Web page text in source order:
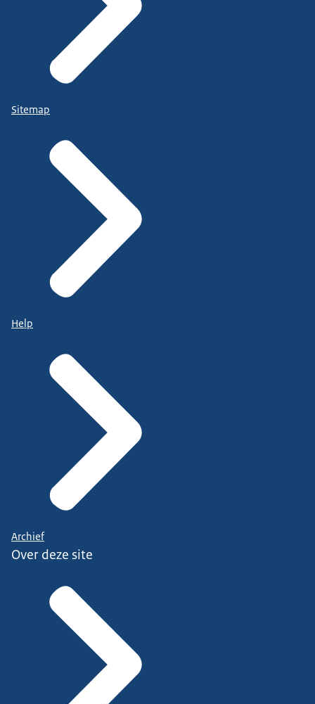
Sitemap
Help
Archief
Over deze site